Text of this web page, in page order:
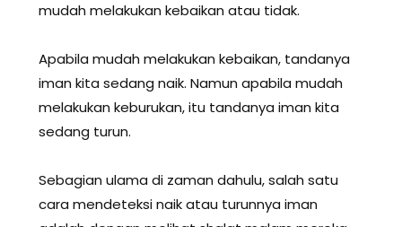
mudah melakukan kebaikan atau tidak.
Apabila mudah melakukan kebaikan, tandanya
iman kita sedang naik. Namun apabila mudah
melakukan keburukan, itu tandanya iman kita
sedang turun.
Sebagian ulama di zaman dahulu, salah satu
cara mendeteksi naik atau turunnya iman